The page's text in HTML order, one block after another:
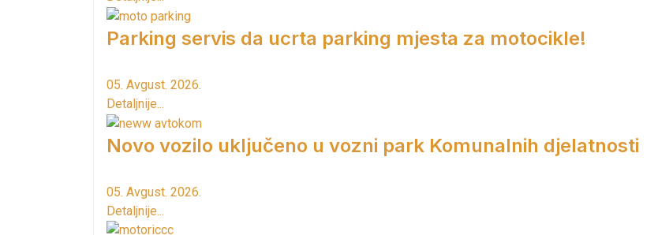
Parking servis da ucrta parking mjesta za motocikle!
05. Avgust. 2026.
Detaljnije...
Novo vozilo uključeno u vozni park Komunalnih djelatnosti
05. Avgust. 2026.
Detaljnije...